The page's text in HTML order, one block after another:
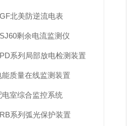
北美防逆流电表
剩余电流监测仪
系列局部放电检测装置
能质量在线监测装置
电室综合监控系统
系列弧光保护装置